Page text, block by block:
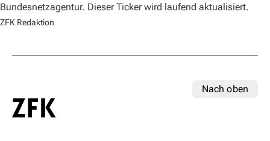
Bundesnetzagentur. Dieser Ticker wird laufend aktualisiert.
ZFK Redaktion
Nach oben